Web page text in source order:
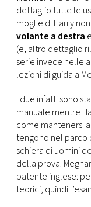
CONSIGLIA
dettaglio tutte le
moglie di Harry
volante a destra
(e, altro dettaglio
serie invece nelle
lezioni di guida a
I due infatti sono
manuale mentre
come mantenersi
tengono nel parco
schiera di uomini
della prova.
patente inglese:
teorici, quindi